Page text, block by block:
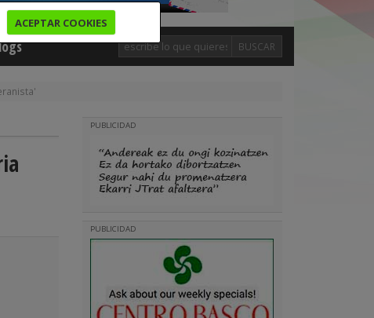
ACEPTAR COOKIES
BUSCAR
PUBLICIDAD
PUBLICIDAD